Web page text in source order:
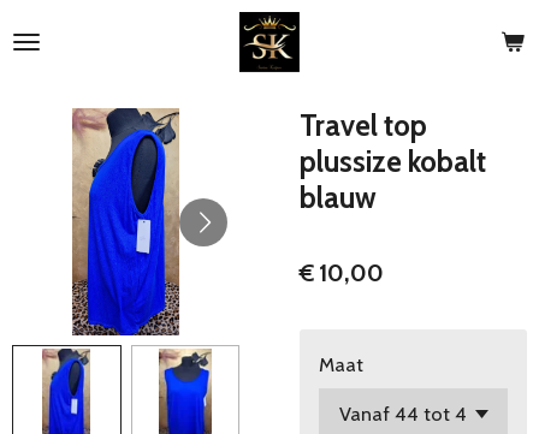
direct
hoofdinhoud
Travel top
plussize kobalt
blauw
€ 10,00
Maat